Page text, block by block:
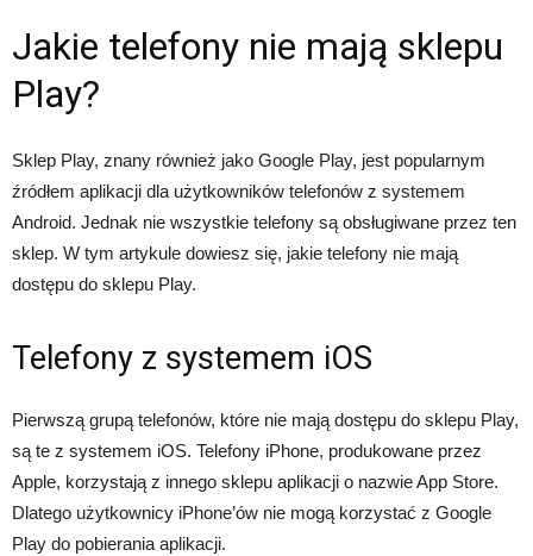
Jakie telefony nie mają sklepu
Play?
Sklep Play, znany również jako Google Play, jest popularnym
źródłem aplikacji dla użytkowników telefonów z systemem
Android. Jednak nie wszystkie telefony są obsługiwane przez ten
sklep. W tym artykule dowiesz się, jakie telefony nie mają
dostępu do sklepu Play.
Telefony z systemem iOS
Pierwszą grupą telefonów, które nie mają dostępu do sklepu Play,
są te z systemem iOS. Telefony iPhone, produkowane przez
Apple, korzystają z innego sklepu aplikacji o nazwie App Store.
Dlatego użytkownicy iPhone’ów nie mogą korzystać z Google
Play do pobierania aplikacji.